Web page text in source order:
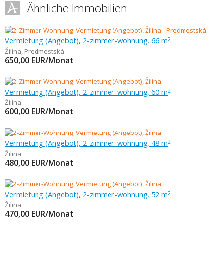
Ähnliche Immobilien
Vermietung (Angebot), 2-zimmer-wohnung, 66 m2
Žilina, Predmestská
650,00 EUR/Monat
Vermietung (Angebot), 2-zimmer-wohnung, 60 m2
Žilina
600,00 EUR/Monat
Vermietung (Angebot), 2-zimmer-wohnung, 48 m2
Žilina
480,00 EUR/Monat
Vermietung (Angebot), 2-zimmer-wohnung, 52 m2
Žilina
470,00 EUR/Monat